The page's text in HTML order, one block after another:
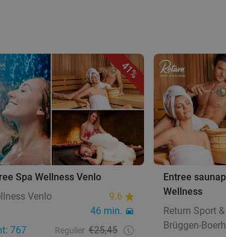
41%
Spa Wellness Venlo
Venlo
9.6
46 min.
767
Regulier €25,45
Entree
Wellness
Return Sport
Brüggen-